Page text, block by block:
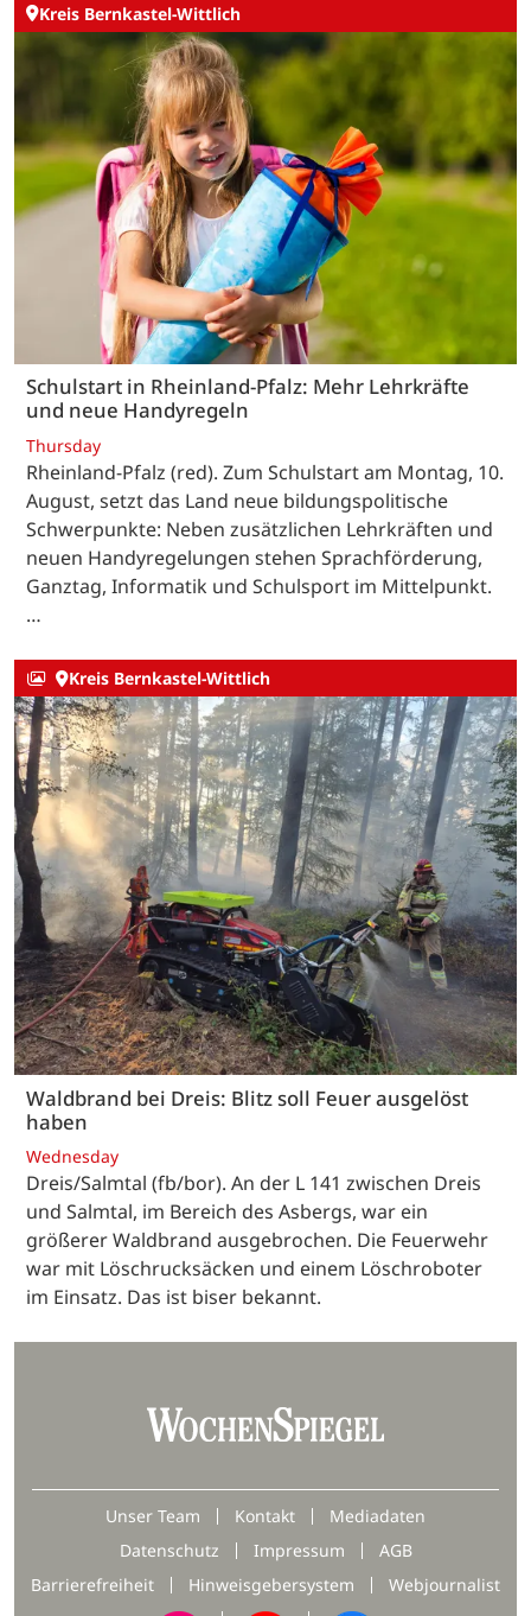
Kreis Bernkastel-Wittlich
Schulstart in Rheinland-Pfalz: Mehr Lehrkräfte
und neue Handyregeln
Thursday
Rheinland-Pfalz (red). Zum Schulstart am Montag, 10.
August, setzt das Land neue bildungspolitische
Schwerpunkte: Neben zusätzlichen Lehrkräften und
neuen Handyregelungen stehen Sprachförderung,
Ganztag, Informatik und Schulsport im Mittelpunkt.
…
Kreis Bernkastel-Wittlich
Waldbrand bei Dreis: Blitz soll Feuer ausgelöst
haben
Wednesday
Dreis/Salmtal (fb/bor). An der L 141 zwischen Dreis
und Salmtal, im Bereich des Asbergs, war ein
größerer Waldbrand ausgebrochen. Die Feuerwehr
war mit Löschrucksäcken und einem Löschroboter
im Einsatz. Das ist biser bekannt.
Unser Team Kontakt
Mediadaten
Datenschutz
Impressum
AGB
Barrierefreiheit
Hinweisgebersystem Webjournalist